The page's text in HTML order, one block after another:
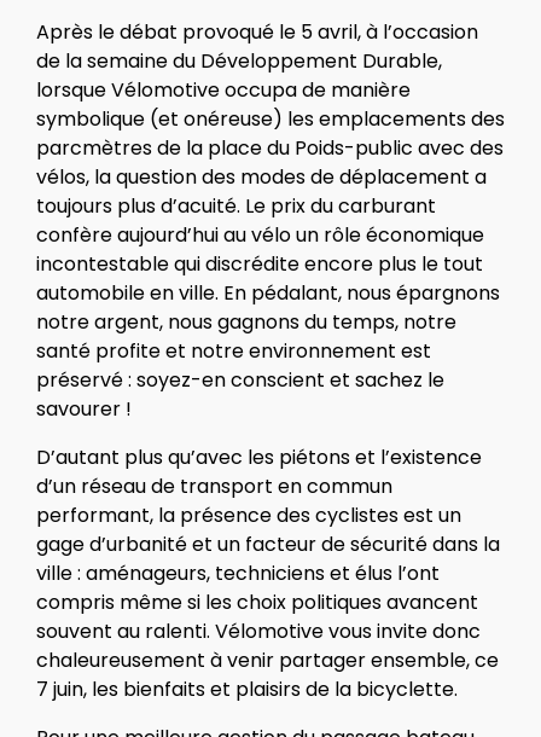
Après le débat provoqué le 5 avril, à l’occasion
de la semaine du Développement Durable,
lorsque Vélomotive occupa de manière
symbolique (et onéreuse) les emplacements des
parcmètres de la place du Poids-public avec des
vélos, la question des modes de déplacement a
toujours plus d’acuité. Le prix du carburant
confère aujourd’hui au vélo un rôle économique
incontestable qui discrédite encore plus le tout
automobile en ville. En pédalant, nous épargnons
notre argent, nous gagnons du temps, notre
santé profite et notre environnement est
préservé : soyez-en conscient et sachez le
savourer !
D’autant plus qu’avec les piétons et l’existence
d’un réseau de transport en commun
performant, la présence des cyclistes est un
gage d’urbanité et un facteur de sécurité dans la
ville : aménageurs, techniciens et élus l’ont
compris même si les choix politiques avancent
souvent au ralenti. Vélomotive vous invite donc
chaleureusement à venir partager ensemble, ce
7 juin, les bienfaits et plaisirs de la bicyclette.